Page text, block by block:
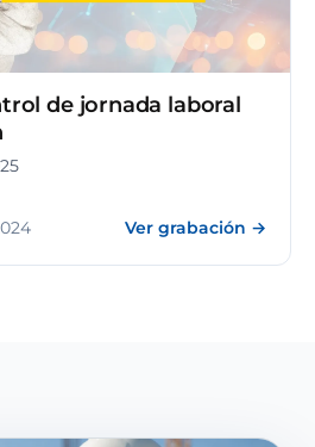
de jornada laboral
Ver grabación →